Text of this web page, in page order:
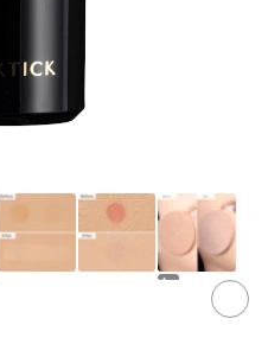
4+